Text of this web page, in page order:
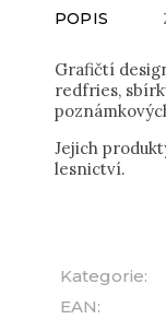
POPIS
Grafičtí
redfries,
Jejich
lesnictví.
Kategorie:
EAN: